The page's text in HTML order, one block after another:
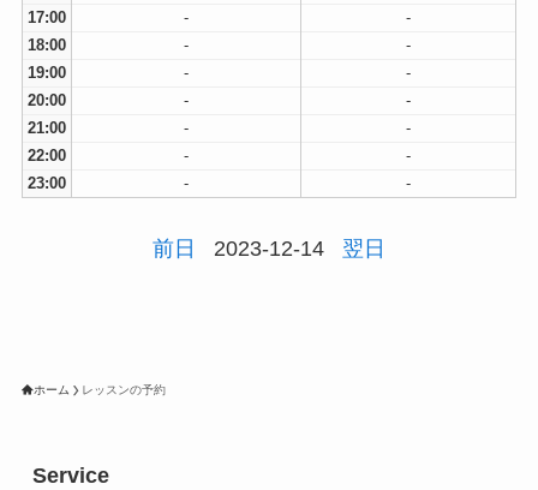
17:00
-
-
18:00
-
-
19:00
-
-
20:00
-
-
21:00
-
-
22:00
-
-
23:00
- -
前日 2023-12-14 翌日
ホーム レッスンの予約
Service